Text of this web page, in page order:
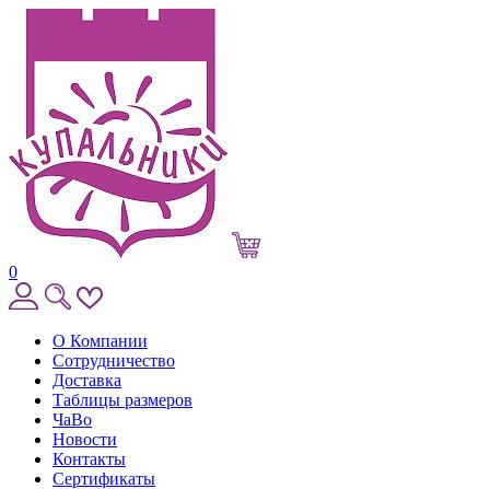
0
О Компании
Сотрудничество
Доставка
Таблицы размеров
ЧаВо
Новости
Контакты
Сертификаты